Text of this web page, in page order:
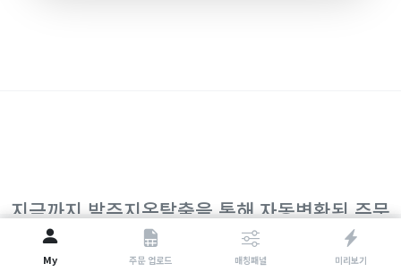
지금까지 발주지옥탈출을 통해 자동변환된 주문
주문원본 발주서
My 주문 업로드 매칭패널 미리보기